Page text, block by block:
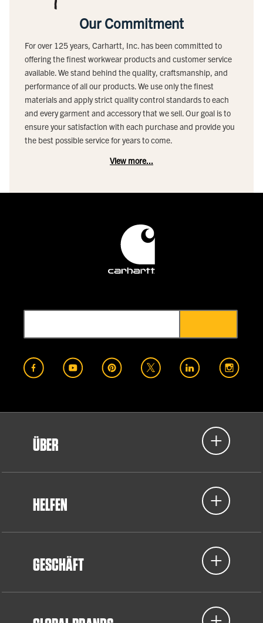
Our Commitment
For over 125 years, Carhartt, Inc. has been committed to
offering the finest workwear products and customer service
available. We stand behind the quality, craftsmanship, and
performance of all our products. We use only the finest
materials and apply strict quality control standards to each
and every garment and accessory that we sell. Our goal is to
ensure your satisfaction with each purchase and provide you
the best possible service for years to come.
View more...
ÜBER
HELFEN
GESCHÄFT